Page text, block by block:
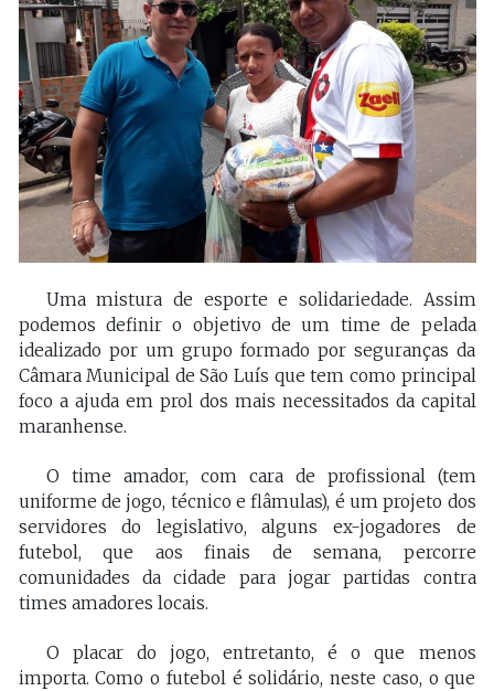
Uma mistura de esporte e solidariedade. Assim
podemos definir o objetivo de um time de pelada
idealizado por um grupo formado por seguranças da
Câmara Municipal de São Luís que tem como principal
foco a ajuda em prol dos mais necessitados da capital
maranhense.
O time amador, com cara de profissional (tem
uniforme de jogo, técnico e flâmulas), é um projeto dos
servidores do legislativo, alguns ex-jogadores de
futebol, que aos finais de semana, percorre
comunidades da cidade para jogar partidas contra
times amadores locais.
O placar do jogo, entretanto, é o que menos
importa. Como o futebol é solidário, neste caso, o que